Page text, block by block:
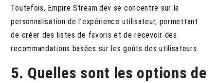
Toutefois, Empire Stream.dev se concentre sur la
personnalisation de l’expérience utilisateur, permettant
de créer des listes de favoris et de recevoir des
recommandations basées sur les goûts des utilisateurs.
5. Quelles sont les options de